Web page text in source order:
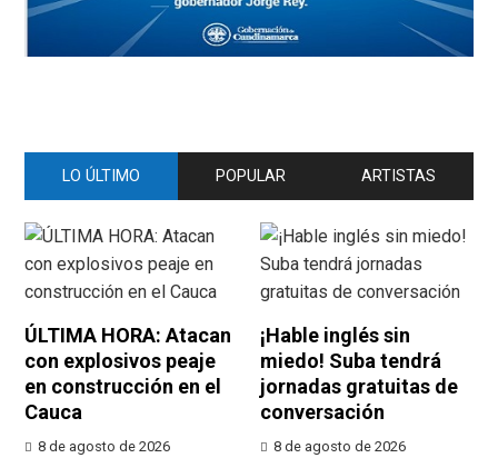
LO ÚLTIMO POPULAR ARTISTAS
ÚLTIMA HORA: Atacan
con explosivos peaje
en construcción en el
Cauca
8 de agosto de 2026
¡Hable inglés sin
miedo! Suba tendrá
jornadas gratuitas de
conversación
8 de agosto de 2026